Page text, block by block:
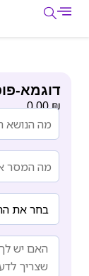
דוגמא-
0.00₪